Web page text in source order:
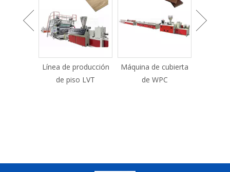
Línea de producción
de piso LVT
Máquina de cubierta
de WPC